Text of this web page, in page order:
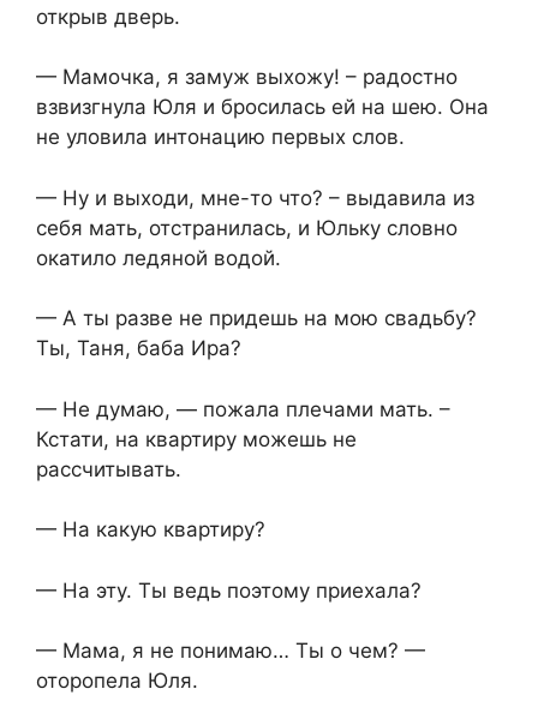
открыв дверь.
— Мамочка, я замуж выхожу! – радостно
взвизгнула Юля и бросилась ей на шею. Она
не уловила интонацию первых слов.
— Ну и выходи, мне-то что? – выдавила из
себя мать, отстранилась, и Юльку словно
окатило ледяной водой.
— А ты разве не придешь на мою свадьбу?
Ты, Таня, баба Ира?
— Не думаю, — пожала плечами мать. –
Кстати, на квартиру можешь не
рассчитывать.
— На какую квартиру?
— На эту. Ты ведь поэтому приехала?
— Мама, я не понимаю… Ты о чем? —
оторопела Юля.